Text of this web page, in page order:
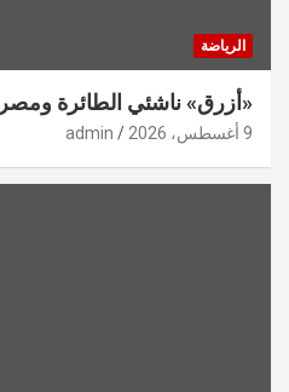
الرياضة
«أزرق» ناشئي الطائرة
9 أغسطس، 2026 admin